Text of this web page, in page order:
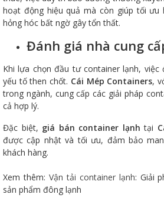
hoạt động hiệu quả mà còn giúp tối ưu
hỏng hóc bất ngờ gây tổn thất.
Đánh giá nhà cung
Khi lựa chọn đầu tư container lạnh, việc
yếu tố then chốt. Cái Mép Containers,
trong ngành, cung cấp các giải pháp
cả hợp lý.
Đặc biệt, giá bán container lạnhtại
được cập nhật và tối ưu, đảm bảo
khách hàng.
Xem thêm: Vận tải container lạnh: Giải
sản phẩm đông lạnh